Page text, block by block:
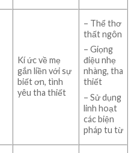
Kí ức về mẹ
gắn liền với sự
biết ơn, tình
yêu tha thiết
– Thể thơ
thất ngôn
– Giọng
điệu nhẹ
nhàng, tha
thiết
– Sử dụng
linh hoạt
các biện
pháp tu từ